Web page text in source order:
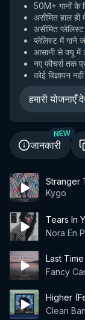
50M+ गानों के
असीमित हाल ही
असीमित प्लेलिस्ट
प्लेलिस्ट में गाने
आसानी से क्यू में
नए फीचर्स तक
कोई विज्ञापन नहीं
हमारी योजनाएँ
जानकारी
NEW
Stranger
Kygo
Tears In
Nora En
Last
Fancy
Higher
Clean